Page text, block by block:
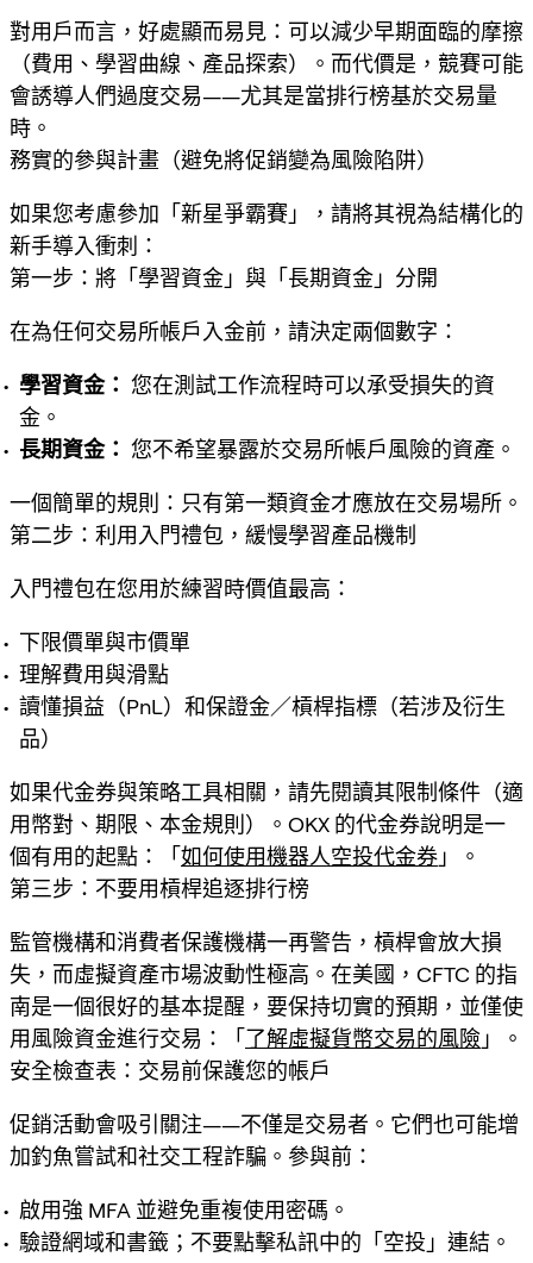
對用戶而言，好處顯而易見：可以減少早期面臨的摩擦
（費用、學習曲線、產品探索）。而代價是， 競賽可能
會誘導人們過度交易——尤其是當排行榜基於交易量
時。
務實的參與計畫（避免將促銷變為風險陷阱）
如果您考慮參加「新星爭霸賽」，請將其視為結構化的
新手導入衝刺：
第一步：將「學習資金」與「長期資金」分開
在為任何交易所帳戶入金前，請決定兩個數字：
學習資金： 您在測試工作流程時可以承受損失的資
金。
長期資金： 您不希望暴露於交易所帳戶風險的資產。
一個簡單的規則：只有第一類資金才應放在交易場所。
第二步：利用入門禮包，緩慢學習產品機制
入門禮包在您用於練習時價值最高：
下限價單與市價單
理解費用與滑點
讀懂損益（PnL）和保證金／槓桿指標（若涉及衍生
品）
如果代金券與策略工具相關，請先閱讀其限制條件（適
用幣對、期限、本金規則）。OKX 的代金券說明是一
個有用的起點：「如何使用機器人空投代金券 」。
第三步：不要用槓桿追逐排行榜
監管機構和消費者保護機構一再警告，槓桿會放大損
失，而虛擬資產市場波動性極高。在美國，CFTC 的指
南是一個很好的基本提醒，要保持切實的預期，並僅使
用風險資金進行交易：「了解虛擬貨幣交易的風險 」。
安全檢查表：交易前保護您的帳戶
促銷活動會吸引關注——不僅是交易者。它們也可能增
加釣魚嘗試和社交工程詐騙。參與前：
啟用強 MFA 並避免重複使用密碼。
驗證網域和書籤；不要點擊私訊中的「空投」連結。